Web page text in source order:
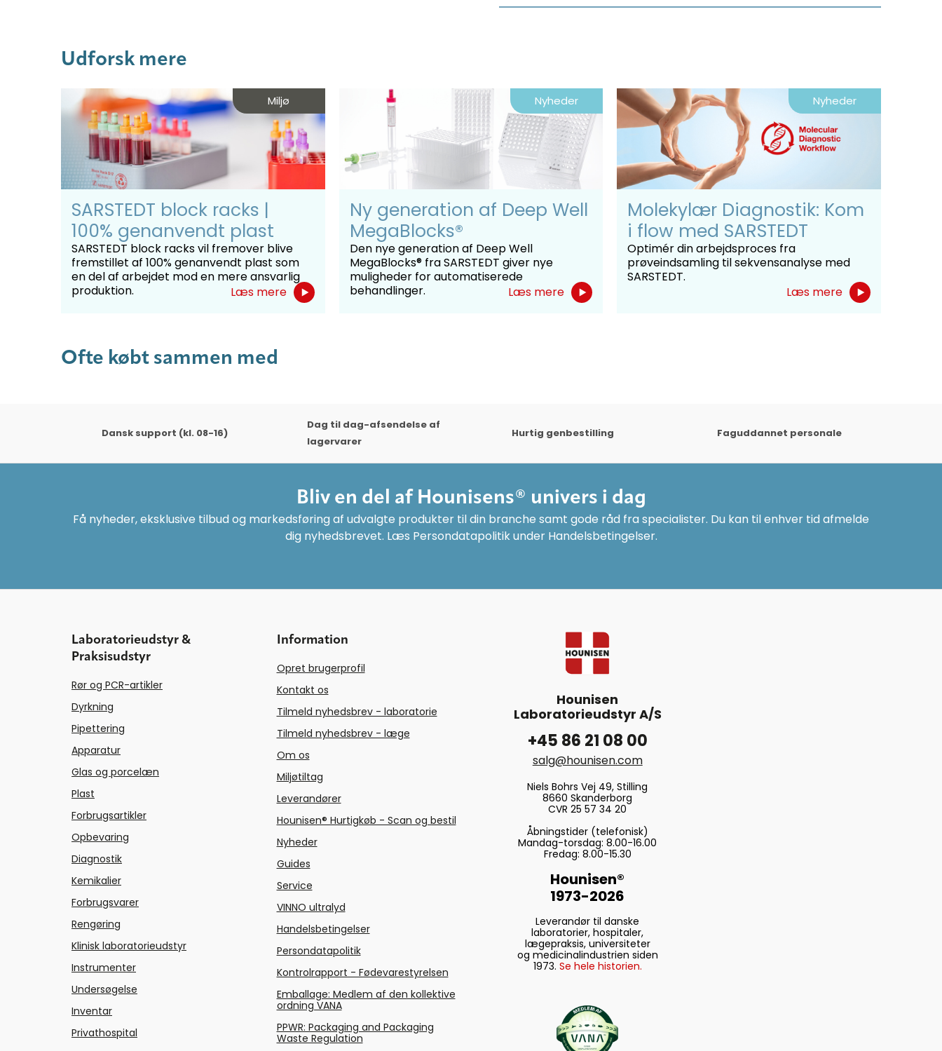
Udforsk mere
Miljø
SARSTEDT block racks |
100% genanvendt plast
SARSTEDT block racks vil fremover blive
fremstillet af 100% genanvendt plast som
en del af arbejdet mod en mere ansvarlig
produktion.
Læs mere
Nyheder
Ny generation af Deep Well
MegaBlocks®
Den nye generation af Deep Well
MegaBlocks® fra SARSTEDT giver nye
muligheder for automatiserede
behandlinger.
Læs mere
Nyheder
Molekylær Diagnostik: Kom
i flow med SARSTEDT
Optimér din arbejdsproces fra
prøveindsamling til sekvensanalyse med
SARSTEDT.
Læs mere
Ofte købt sammen med
Dansk support (kl. 08-16)
Dag til dag-afsendelse af
lagervarer
Hurtig genbestilling Faguddannet personale
Bliv en del af Hounisens® univers i dag
Få nyheder, eksklusive tilbud og markedsføring af udvalgte produkter til din branche samt gode råd fra specialister. Du kan til enhver tid afmelde
dig nyhedsbrevet. Læs Persondatapolitik under Handelsbetingelser.
Laboratorieudstyr &
Praksisudstyr
Rør og PCR-artikler
Dyrkning
Pipettering
Apparatur
Glas og porcelæn
Plast
Forbrugsartikler
Opbevaring
Diagnostik
Kemikalier
Forbrugsvarer
Rengøring
Klinisk laboratorieudstyr
Instrumenter
Undersøgelse
Inventar
Privathospital
Information
Opret brugerprofil
Kontakt os
Tilmeld nyhedsbrev - laboratorie
Tilmeld nyhedsbrev - læge
Om os
Miljøtiltag
Leverandører
Hounisen® Hurtigkøb - Scan og bestil
Nyheder
Guides
Service
VINNO ultralyd
Handelsbetingelser
Persondatapolitik
Kontrolrapport - Fødevarestyrelsen
Emballage: Medlem af den kollektive
ordning VANA
PPWR: Packaging and Packaging
Waste Regulation
Hounisen
Laboratorieudstyr A/S
+45 86 21 08 00
salg@hounisen.com
Niels Bohrs Vej 49, Stilling
8660 Skanderborg
CVR 25 57 34 20
Åbningstider (telefonisk)
Mandag-torsdag: 8.00-16.00
Fredag: 8.00-15.30
Hounisen®
1973-2026
Leverandør til danske
laboratorier, hospitaler,
lægepraksis, universiteter
og medicinalindustrien siden
1973. Se hele historien.